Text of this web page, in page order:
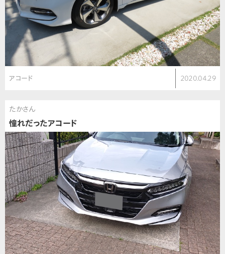
アコード 2020.04.29
たかさん
憧れだったアコード